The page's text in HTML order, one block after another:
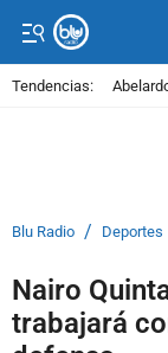
Tendencias:
Blu Radio / Deportes
Nairo
trabajará